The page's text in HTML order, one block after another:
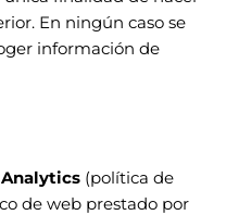
En ningún caso se
información de
(política de
de web prestado por